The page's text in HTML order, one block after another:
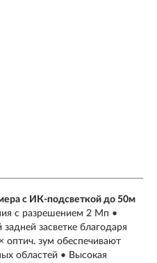
c ИК-подсветкой до 50м
с разрешением 2 Мп •
засветке благодаря
оптич. зум обеспечивают
областей • Высокая